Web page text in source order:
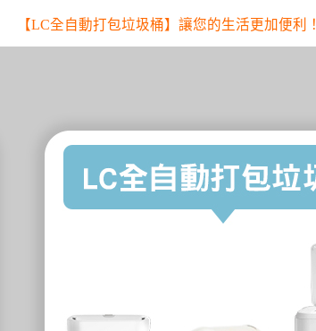
【LC全自動打包垃圾桶】讓您的生活更加便利！